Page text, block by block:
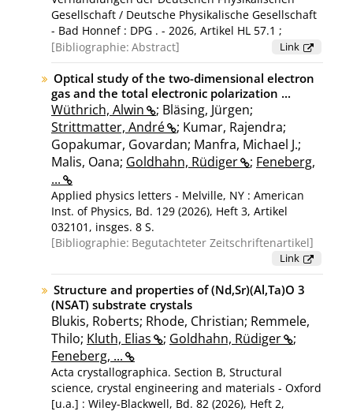
Gesellschaft / Deutsche Physikalische Gesellschaft
- Bad Honnef : DPG . - 2026, Artikel HL 57.1 ;
[Tagung: Verhandlungen der Deutschen
Physikalischen Gesellschaft, Dresden, 08. - 13.
März 2026]
Bibliographie: Abstract Link
Optical study of the two-dimensional electron
gas and the total electronic polarization ...
Wüthrich, Alwin
; Bläsing, Jürgen;
Strittmatter, André
; Kumar, Rajendra;
Gopakumar, Govardan; Manfra, Michael J.;
Malis, Oana; Goldhahn, Rüdiger ; Feneberg,
...
Applied physics letters - Melville, NY : American
Inst. of Physics, Bd. 129 (2026), Heft 3, Artikel
032101, insges. 8 S.
Bibliographie: Begutachteter Zeitschriftenartikel
Link
Structure and properties of (Nd,Sr)(Al,Ta)O 3
(NSAT) substrate crystals
Blukis, Roberts; Rhode, Christian; Remmele,
Thilo; Kluth, Elias ; Goldhahn, Rüdiger
;
Feneberg, ...
Acta crystallographica. Section B, Structural
science, crystal engineering and materials - Oxford
[u.a.] : Wiley-Blackwell, Bd. 82 (2026), Heft 2,